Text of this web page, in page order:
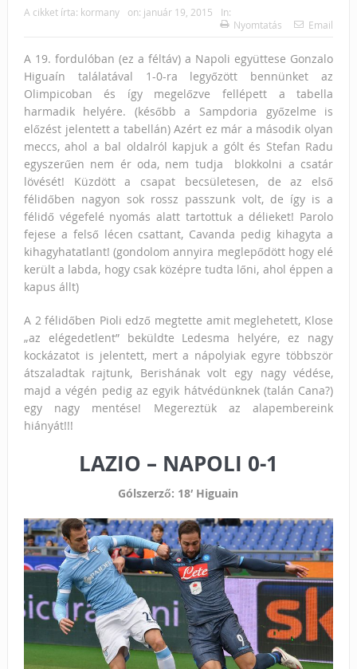
A cikket írta: kormany on: január 19, 2015
In:
Nyomtatás
Email
A 19. fordulóban (ez a féltáv) a Napoli együttese Gonzalo
Higuaín találatával 1-0-ra legyőzött bennünket az
Olimpicoban és így megelőzve fellépett a tabella
harmadik helyére. (később a Sampdoria győzelme is
előzést jelentett a tabellán) Azért ez már a második olyan
meccs, ahol a bal oldalról kapjuk a gólt és Stefan Radu
egyszerűen nem ér oda, nem tudja blokkolni a csatár
lövését! Küzdött a csapat becsületesen, de az első
félidőben nagyon sok rossz passzunk volt, de így is a
félidő végefelé nyomás alatt tartottuk a délieket! Parolo
fejese a felső lécen csattant, Cavanda pedig kihagyta a
kihagyhatatlant! (gondolom annyira meglepődött hogy elé
került a labda, hogy csak középre tudta lőni, ahol éppen a
kapus állt)
A 2 félidőben Pioli edző megtette amit meglehetett, Klose
„az elégedetlent” beküldte Ledesma helyére, ez nagy
kockázatot is jelentett, mert a nápolyiak egyre többször
átszaladtak rajtunk, Berishának volt egy nagy védése,
majd a végén pedig az egyik hátvédünknek (talán Cana?)
egy nagy mentése! Megereztük az alapembereink
hiányát!!!
LAZIO – NAPOLI 0-1
Gólszerző: 18′ Higuain